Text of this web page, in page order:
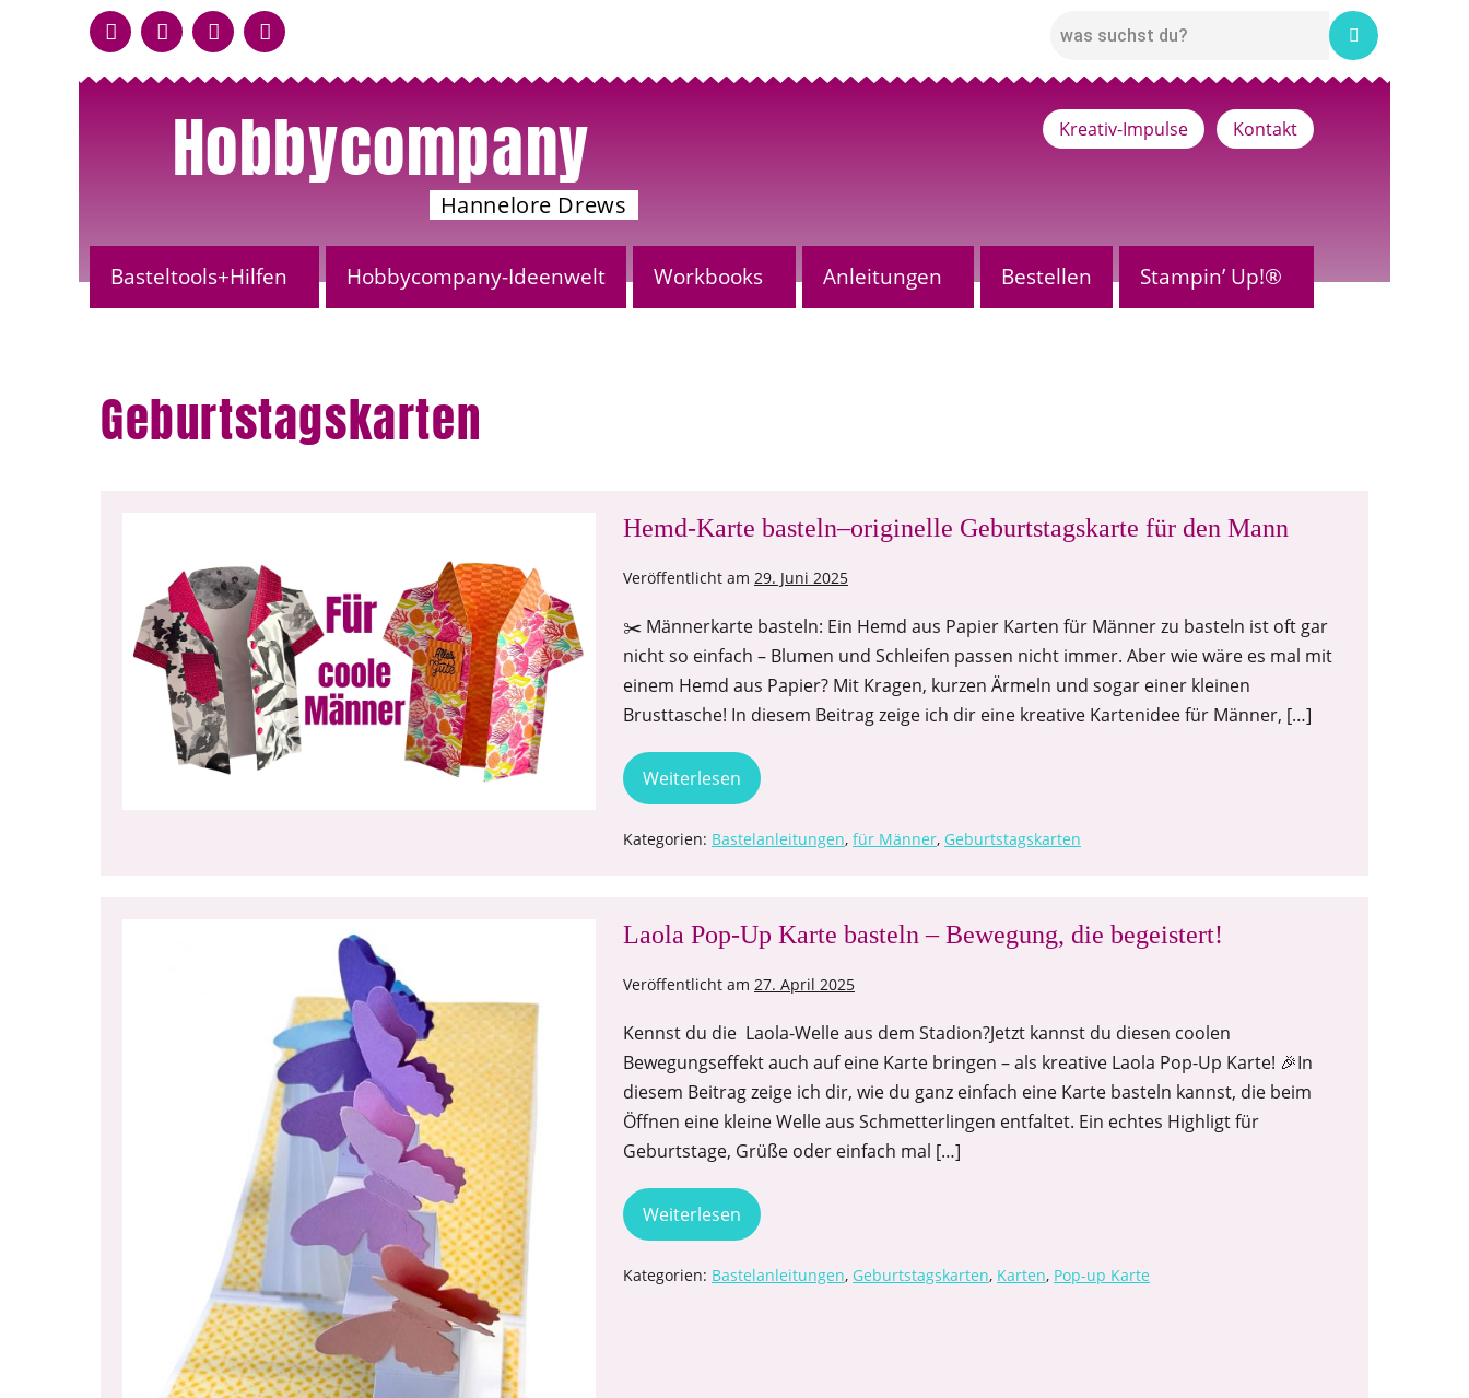
Hobbycompany
Hannelore Drews
Kreativ-Impulse Kontakt
Basteltools+Hilfen Hobbycompany-Ideenwelt Workbooks Anleitungen Bestellen Stampin’ Up!®
Geburtstagskarten
Hemd-Karte basteln–originelle Geburtstagskarte für den Mann
Veröffentlicht am 29. Juni 2025
✂️ Männerkarte basteln: Ein Hemd aus Papier Karten für Männer zu basteln ist oft gar
nicht so einfach – Blumen und Schleifen passen nicht immer. Aber wie wäre es mal mit
einem Hemd aus Papier? Mit Kragen, kurzen Ärmeln und sogar einer kleinen
Brusttasche! In diesem Beitrag zeige ich dir eine kreative Kartenidee für Männer, […]
Weiterlesen
Kategorien: Bastelanleitungen, für Männer, Geburtstagskarten
Laola Pop-Up Karte basteln – Bewegung, die begeistert!
Veröffentlicht am 27. April 2025
Kennst du die Laola-Welle aus dem Stadion?Jetzt kannst du diesen coolen
Bewegungseffekt auch auf eine Karte bringen – als kreative Laola Pop-Up Karte! 🎉In
diesem Beitrag zeige ich dir, wie du ganz einfach eine Karte basteln kannst, die beim
Öffnen eine kleine Welle aus Schmetterlingen entfaltet. Ein echtes Highligt für
Geburtstage, Grüße oder einfach mal […]
Weiterlesen
Kategorien: Bastelanleitungen, Geburtstagskarten, Karten, Pop-up Karte